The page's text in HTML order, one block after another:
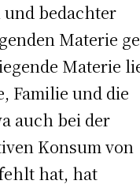
bedachter
Materie
Materie
Familie und die
auch bei der
Konsum von
hat, hat